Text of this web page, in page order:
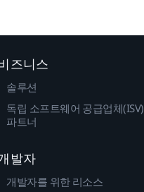
즈니스
솔루션
독립 소프트웨어 공급업체(ISV)
파트너
발자
개발자를 위한 리소스